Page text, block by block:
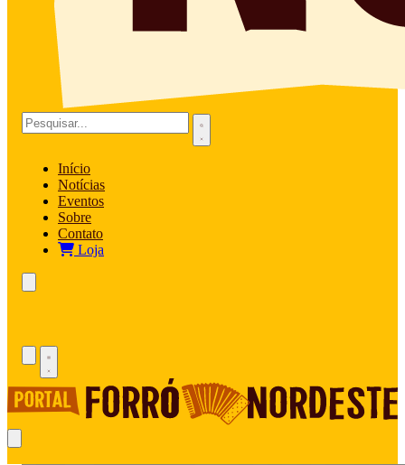
Início
Notícias
Eventos
Sobre
Contato
Loja